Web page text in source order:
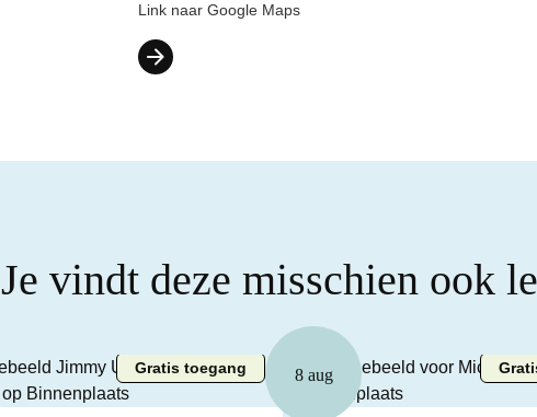
Link naar Google Maps
Je vindt deze misschien ook
Gratis toegang 8 aug